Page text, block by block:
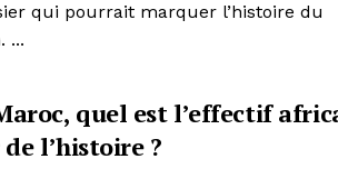
qui pourrait marquer l’histoire du
...
quel est l’effectif
l’histoire ?